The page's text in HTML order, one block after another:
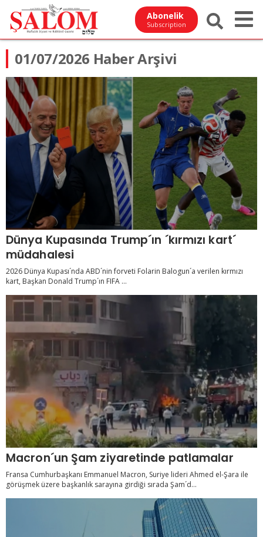
Abonelik
Subscription
01/07/2026 Haber Arşivi
Dünya Kupasında Trump´ın ´kırmızı kart´
müdahalesi
2026 Dünya Kupası´nda ABD´nin forveti Folarin Balogun´a verilen kırmızı
kart, Başkan Donald Trump´ın FIFA ...
Macron´un Şam ziyaretinde patlamalar
Fransa Cumhurbaşkanı Emmanuel Macron, Suriye lideri Ahmed el-Şara ile
görüşmek üzere başkanlık sarayına girdiği sırada Şam´d...